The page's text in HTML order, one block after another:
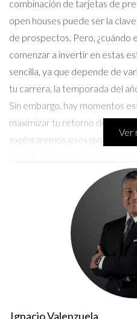
combinación de tarjetas de
open houses puede ser la
de prospectos. Pero, ¿cuándo
comenzar a invertir en estas
sencilla, ya que depende de
tu carrera, la temporada del
Sin embargo, hay momentos
maximizar tu retorno de
exploraremos esos
¿Cuándo es el
Entender cuándo invertir en
desafío. Vamos a desglosar
Tarjetas de presentación
Ver
Ignacio Valenzuela